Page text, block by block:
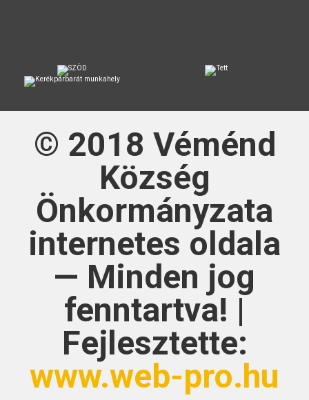
© 2018 Véménd
Község
Önkormányzata
internetes oldala
— Minden jog
fenntartva! |
Fejlesztette:
www.web-pro.hu